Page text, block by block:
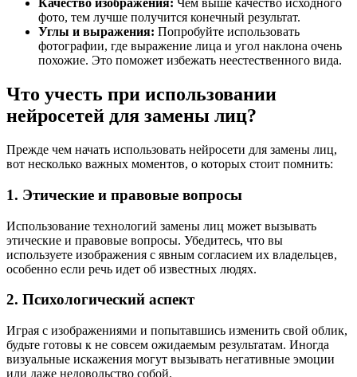
Качество изображения: Чем выше качество исходного
фото, тем лучше получится конечный результат.
Углы и выражения: Попробуйте использовать
фотографии, где выражение лица и угол наклона очень
похожие. Это поможет избежать неестественного вида.
Что учесть при использовании
нейросетей для замены лиц?
Прежде чем начать использовать нейросети для замены лиц,
вот несколько важных моментов, о которых стоит помнить:
1. Этические и правовые вопросы
Использование технологий замены лиц может вызывать
этические и правовые вопросы. Убедитесь, что вы
используете изображения с явным согласием их владельцев,
особенно если речь идет об известных людях.
2. Психологический аспект
Играя с изображениями и попытавшись изменить свой облик,
будьте готовы к не совсем ожидаемым результатам. Иногда
визуальные искажения могут вызывать негативные эмоции
или даже недовольство собой.